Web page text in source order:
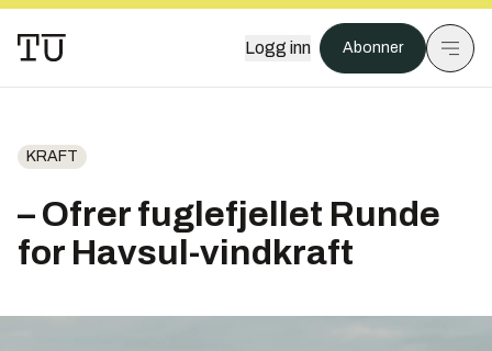
Logg inn Abonner
KRAFT
– Ofrer fuglefjellet Runde
for Havsul-vindkraft